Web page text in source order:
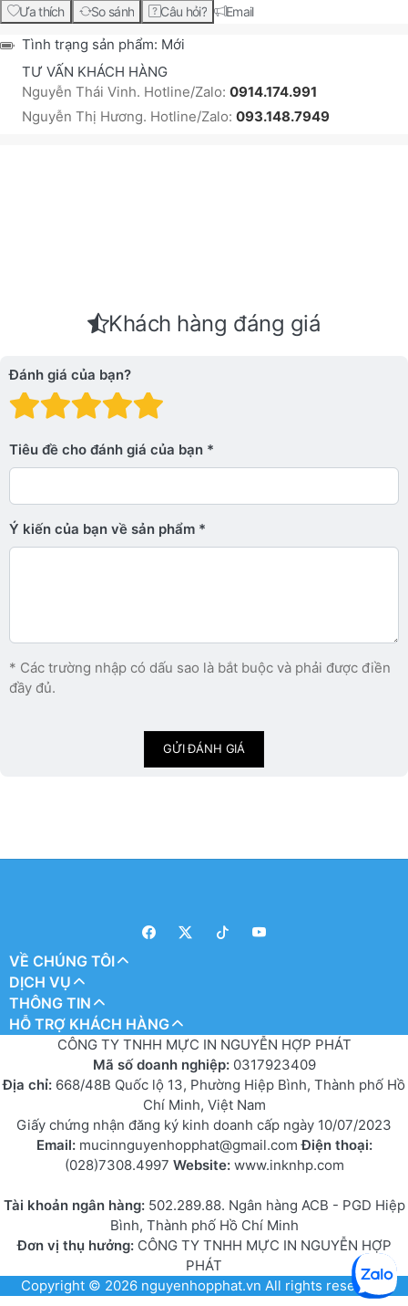
Ưa thích So sánh Câu hỏi? Email
Tình trạng sản phẩm: Mới
TƯ VẤN KHÁCH HÀNG
Nguyễn Thái Vinh. Hotline/Zalo: 0914.174.991
Nguyễn Thị Hương. Hotline/Zalo: 093.148.7949
Khách hàng đáng giá
Đánh giá của bạn?
Đánh giá: 4 trên 5
Đánh giá: 3 trên 5 sao.
Đánh giá: 2 trên 5 sao.
Đánh giá: 1 trên 5 sao. Xấu
Tiêu đề cho đánh giá của bạn
Ý kiến ​​của bạn về sản phẩm
* Các trường nhập có dấu sao là bắt buộc và phải được điền
đầy đủ.
GỬI ĐÁNH GIÁ
VỀ CHÚNG TÔI
DỊCH VỤ
THÔNG TIN
HỖ TRỢ KHÁCH HÀNG
CÔNG TY TNHH MỰC IN NGUYỄN HỢP PHÁT
Mã số doanh nghiệp: 0317923409
Địa chỉ: 668/48B Quốc lộ 13, Phường Hiệp Bình, Thành phố Hồ
Chí Minh, Việt Nam
Giấy chứng nhận đăng ký kinh doanh cấp ngày 10/07/2023
Email: mucinnguyenhopphat@gmail.comĐiện thoại:
(028)7308.4997 Website: www.inknhp.com
Tài khoản ngân hàng: 502.289.88. Ngân hàng ACB - PGD Hiệp
Bình, Thành phố Hồ Chí Minh
Đơn vị thụ hưởng:CÔNG TY TNHH MỰC IN NGUYỄN HỢP
PHÁT
Copyright © 2026 nguyenhopphat.vn All rights reserved.